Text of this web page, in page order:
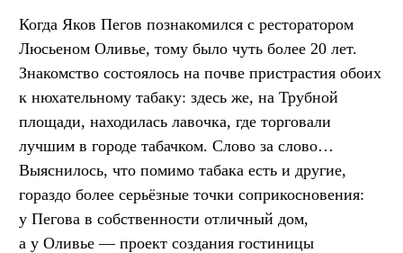
Когда Яков Пегов познакомился с ресторатором
Люсьеном Оливье, тому было чуть более 20 лет.
Знакомство состоялось на почве пристрастия обоих
к нюхательному табаку: здесь же, на Трубной
площади, находилась лавочка, где торговали
лучшим в городе табачком. Слово за слово…
Выяснилось, что помимо табака есть и другие,
гораздо более серьёзные точки соприкосновения:
у Пегова в собственности отличный дом,
а у Оливье — проект создания гостиницы